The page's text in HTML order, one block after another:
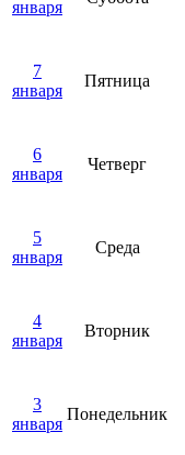
января
7
января
Пятница
6
января
Четверг
5
января
Среда
4
января
Вторник
3
января
Понедельник